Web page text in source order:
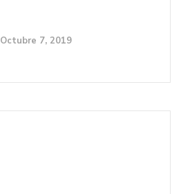
Octubre 7, 2019